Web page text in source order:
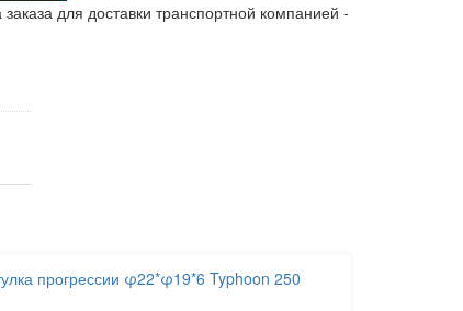
для доставки транспортной компанией -